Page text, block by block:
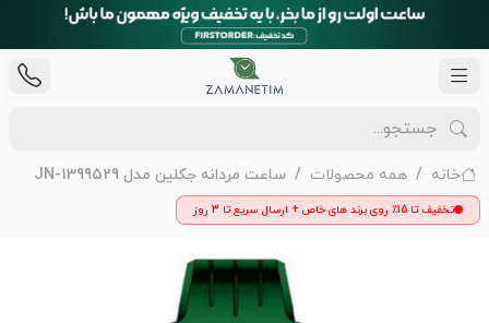
خانه همه محصولات ساعت مردانه جکلین مدل JN-1399529
تخفیف تا 15٪ روی برند های خاص + ارسال سریع تا 3 روز